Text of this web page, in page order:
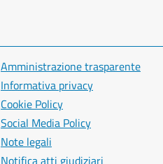
Amministrazione trasparente
Informativa privacy
Cookie Policy
Social Media Policy
Note legali